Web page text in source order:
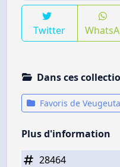
Twitter
Dans ces
Favoris de Veugeuta
Plus d'information
28464